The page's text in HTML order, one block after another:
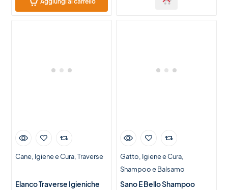
Cane Igiene e Cura Traverse
Elanco Traverse Igieniche
Gatto Igiene e Cura
Shampoo e Balsamo
Sano E Bello Shampoo